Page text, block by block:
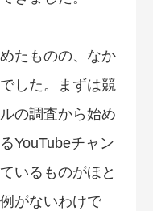
たものの、なか
した。まずは競
の調査から始め
YouTubeチャン
いるものがほと
がないわけで